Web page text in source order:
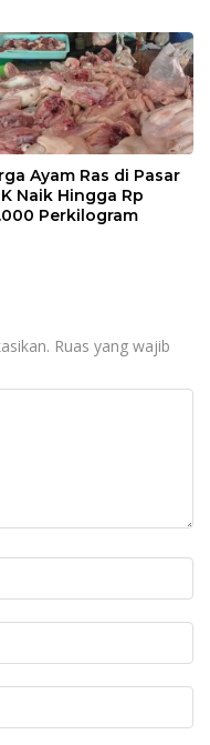
Ayam Ras di Pasar
Naik Hingga Rp
Perkilogram
Ruas yang wajib